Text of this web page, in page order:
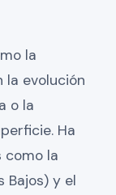
la
la evolución
o la
Ha
como la
Bajos) y el